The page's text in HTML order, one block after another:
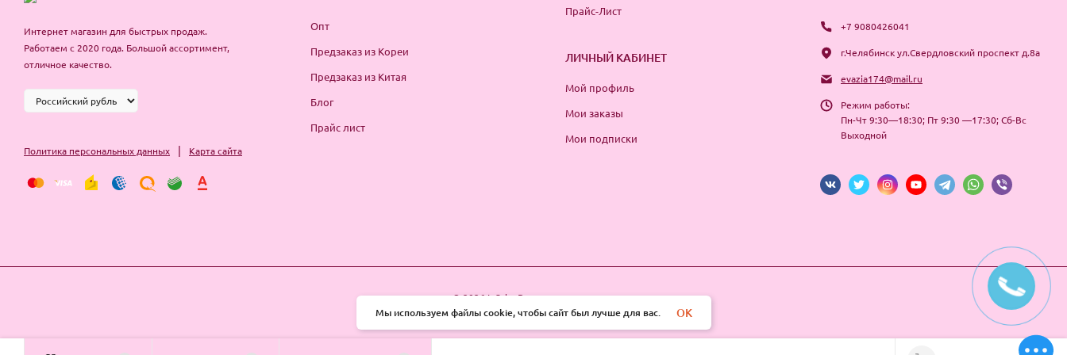
Интернет магазин для быстрых продаж.
Работаем с 2020 года. Большой ассортимент,
отличное качество.
Политика персональных данных | Карта сайта
Опт
Предзаказ из Кореи
Предзаказ из Китая
Блог
Прайс лист
Прайс-Лист
ЛИЧНЫЙ КАБИНЕТ
Мой профиль
Мои заказы
Мои подписки
+7 9080426041
г.Челябинск ул.Свердловский проспект д.8а
evazia174@mail.ru
Режим работы:
Пн-Чт 9:30—18:30; Пт 9:30 —17:30; Сб-Вс
Выходной
© 2026 InSale. Все права защищены
Мы используем файлы cookie, чтобы сайт был лучше для вас. OK